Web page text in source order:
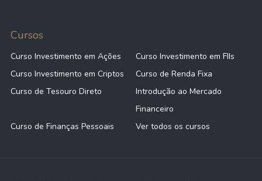
Cursos
Curso Investimento em Ações
Curso Investimento em FIIs
Curso Investimento em Criptos
Curso de Renda Fixa
Curso de Tesouro Direto
Introdução ao Mercado
Financeiro
Curso de Finanças Pessoais
Ver todos os cursos